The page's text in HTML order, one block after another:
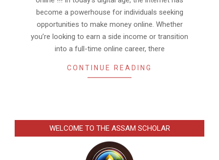
become a powerhouse for individuals seeking
opportunities to make money online. Whether
you’re looking to earn a side income or transition
into a full-time online career, there
CONTINUE READING
WELCOME TO THE ASSAM SCHOLAR